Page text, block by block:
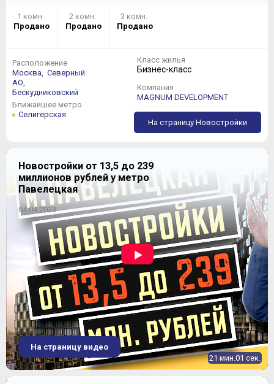
1 комн.
Продано
2 комн.
Продано
3 комн.
Продано
Расположение
Москва, Северный
АО,
Бескудниковский
Ближайшее метро
Селигерская
Класс жилья
Бизнес-класс
Компания
MAGNUM DEVELOPMENT
На страницу Новостройки
Новостройки от 13,5 до 239
миллионов рублей у метро
Павелецкая
04.04.2023
21 мин.01 сек.
На страницу видео